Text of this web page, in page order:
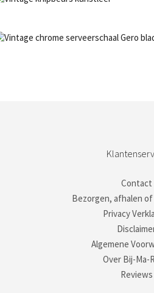
Contact
Bezorgen, afhalen
Privacy
Algemene
Over Bij-Ma-
Reviews